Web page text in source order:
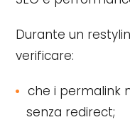
Durante un
verificare:
che i permalink
senza redirect;